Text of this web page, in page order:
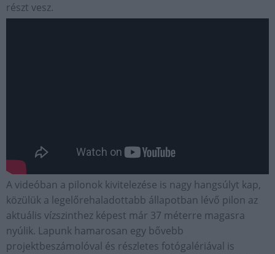
részt vesz.
A videóban a pilonok kivitelezése is nagy hangsúlyt kap,
közülük a legelőrehaladottabb állapotban lévő pilon az
aktuális vízszinthez képest már 37 méterre magasra
nyúlik. Lapunk hamarosan egy bővebb
projektbeszámolóval és részletes fotógalériával is